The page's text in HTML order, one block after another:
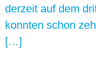
derzeit auf dem
konnten schon
[…]